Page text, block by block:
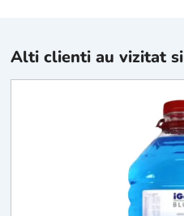
Alti clienti au vizitat si